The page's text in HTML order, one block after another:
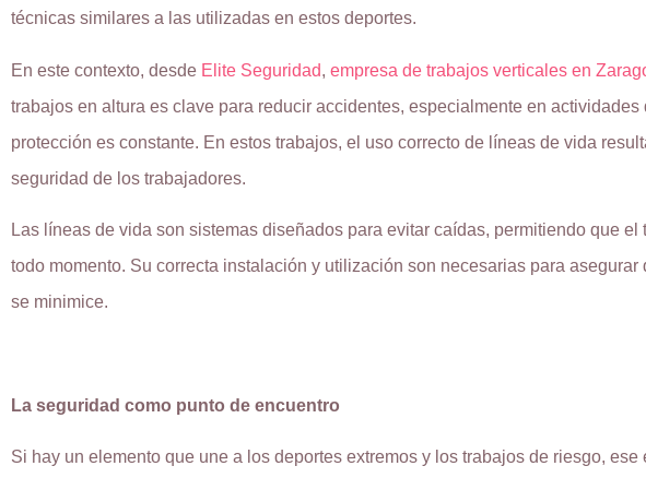
técnicas similares a las utilizadas en estos deportes.
En este contexto, desde Elite Seguridad, empresa de trabajos verticales en
trabajos en altura es clave para reducir accidentes, especialmente en
protección es constante. En estos trabajos, el uso correcto de líneas de vida
seguridad de los trabajadores.
Las líneas de vida son sistemas diseñados para evitar caídas, permitiendo que
todo momento. Su correcta instalación y utilización son necesarias para
se minimice.
La seguridad como punto de encuentro
Si hay un elemento que une a los deportes extremos y los trabajos de riesgo, ese